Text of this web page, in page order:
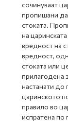
сочинуваат
пропишани
стоката.
на
вредност на
вредност,
стоката или
прилагодена
настанати до
царинското
правило во
испратена по